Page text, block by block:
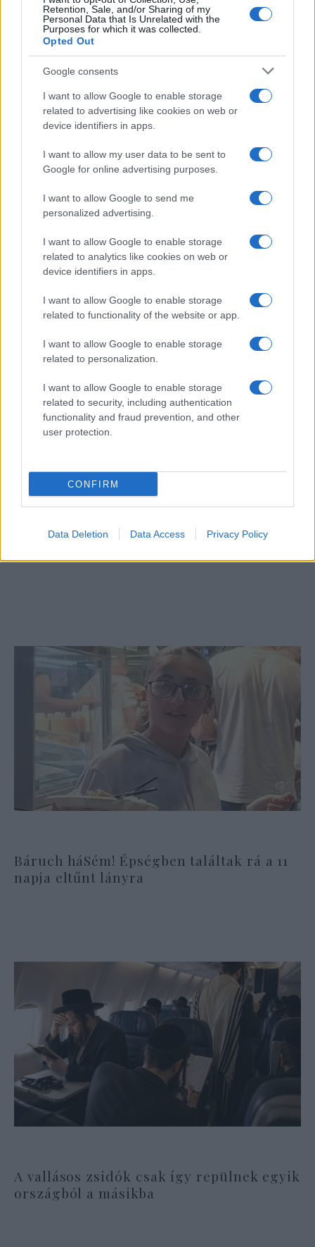
Retention, Sale, and/or Sharing of my
Personal Data that Is Unrelated with the
Purposes for which it was collected.
Opted Out
Google consents
I want to allow Google to enable storage
related to advertising like cookies on web or
device identifiers in apps.
I want to allow my user data to be sent to
Google for online advertising purposes.
I want to allow Google to send me
personalized advertising.
I want to allow Google to enable storage
related to analytics like cookies on web or
device identifiers in apps.
I want to allow Google to enable storage
related to functionality of the website or app.
I want to allow Google to enable storage
related to personalization.
I want to allow Google to enable storage
related to security, including authentication
functionality and fraud prevention, and other
user protection.
CONFIRM
Data Deletion Data Access Privacy Policy
megvalósították az ötvenes évek hírhedt
szlogenjét: “Aki nincs velünk az ellenünk.”
A jóérzésű zsidó emberek jelentős része egyre
távolabb akarja magától tudni mindazt, amit ez
a klikk művel.
Úgy gondolom, hogy az idő hosszútávon meg
fogja oldani ámokfutásuk problémáját, csak
idő kérdése.
Az azonban félő, hogy ebben a hatalmi
őrületben el fog veszni az a lényeg, amiért
annak idején létrejött a MAZSIHISZ.
Amit utóbbi leveletekben nehezményeztek
megértem és Veletek együtt tiltakozom a
szervezetünk elnöke által csak “kisebbség”-nek
titulált és “konzervatív” irányt képviselők elleni
támadások miatt.
Hittestvéri üdvözlettel: Dr. Grósz Andor
Báruch háSém! Épségben találtak rá a 11
napja eltűnt lányra
A vallásos zsidók csak így repülnek egyik
országból a másikba